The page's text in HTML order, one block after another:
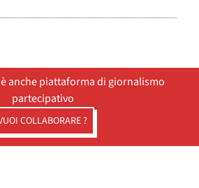
anche piattaforma di giornalismo
partecipativo
COLLABORARE ?